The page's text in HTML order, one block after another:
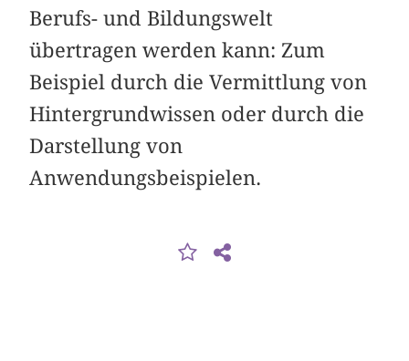
Berufs- und Bildungswelt
übertragen werden kann: Zum
Beispiel durch die Vermittlung von
Hintergrundwissen oder durch die
Darstellung von
Anwendungsbeispielen.